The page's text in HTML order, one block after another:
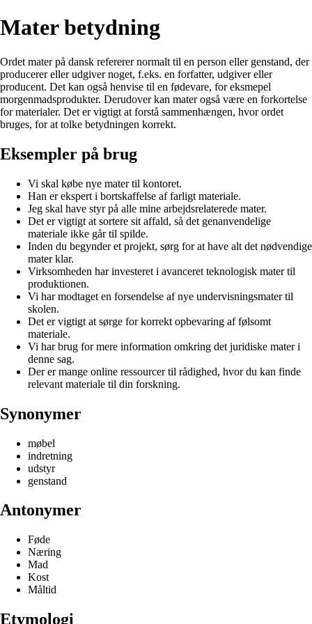
Mater betydning
Ordet mater på dansk refererer normalt til en person eller genstand, der
producerer eller udgiver noget, f.eks. en forfatter, udgiver eller
producent. Det kan også henvise til en fødevare, for eksmepel
morgenmadsprodukter. Derudover kan mater også være en forkortelse
for materialer. Det er vigtigt at forstå sammenhængen, hvor ordet
bruges, for at tolke betydningen korrekt.
Eksempler på brug
Vi skal købe nye mater til kontoret.
Han er ekspert i bortskaffelse af farligt materiale.
Jeg skal have styr på alle mine arbejdsrelaterede mater.
Det er vigtigt at sortere sit affald, så det genanvendelige
materiale ikke går til spilde.
Inden du begynder et projekt, sørg for at have alt det nødvendige
mater klar.
Virksomheden har investeret i avanceret teknologisk mater til
produktionen.
Vi har modtaget en forsendelse af nye undervisningsmater til
skolen.
Det er vigtigt at sørge for korrekt opbevaring af følsomt
materiale.
Vi har brug for mere information omkring det juridiske mater i
denne sag.
Der er mange online ressourcer til rådighed, hvor du kan finde
relevant materiale til din forskning.
Synonymer
møbel
indretning
udstyr
genstand
Antonymer
Føde
Næring
Mad
Kost
Måltid
Etymologi